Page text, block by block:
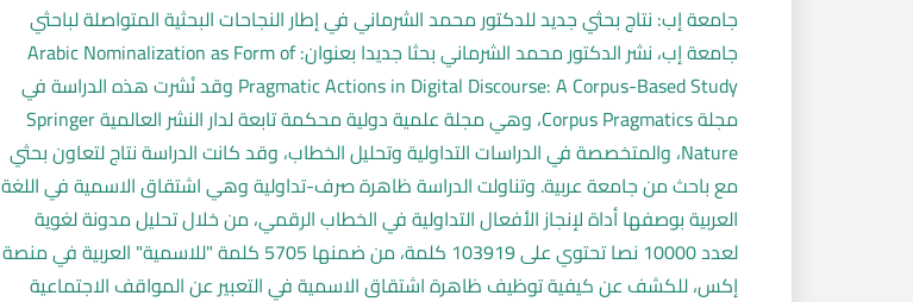
جامعة إب: نتاج بحثي جديد للدكتور محمد الشرماني في إطار النجاحات البحثية المتواصلة لباحثي
جامعة إب، نشر الدكتور محمد الشرماني بحثا جديدا بعنوان: Arabic Nominalization as Form of
Pragmatic Actions in Digital Discourse: A Corpus-Based Study وقد نُشرت هذه الدراسة في
مجلة Corpus Pragmatics، وهي مجلة علمية دولية محكمة تابعة لدار النشر العالمية Springer
Nature، والمتخصصة في الدراسات التداولية وتحليل الخطاب، وقد كانت الدراسة نتاج لتعاون بحثي
مع باحث من جامعة عربية. وتناولت الدراسة ظاهرة صرف-تداولية وهي اشتقاق الاسمية في اللغة
العربية بوصفها أداة لإنجاز الأفعال التداولية في الخطاب الرقمي، من خلال تحليل مدونة لغوية
لعدد 10000 نصا تحتوي على 103919 كلمة، من ضمنها 5705 كلمة "للاسمية" العربية في منصة
إكس، للكشف عن كيفية توظيف ظاهرة اشتقاق الاسمية في التعبير عن المواقف الاجتماعية